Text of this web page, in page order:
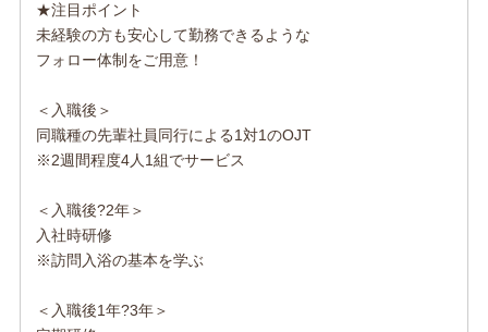
★注目ポイント
未経験の方も安心して勤務できるような
フォロー体制をご用意！
＜入職後＞
同職種の先輩社員同行による1対1のOJT
※2週間程度4人1組でサービス
＜入職後?2年＞
入社時研修
※訪問入浴の基本を学ぶ
＜入職後1年?3年＞